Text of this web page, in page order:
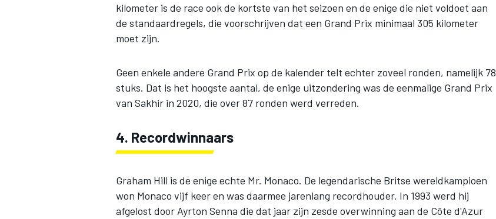
kilometer is de race ook de kortste van het seizoen en de enige die niet voldoet aan
de standaardregels, die voorschrijven dat een Grand Prix minimaal 305 kilometer
moet zijn.
Geen enkele andere Grand Prix op de kalender telt echter zoveel ronden, namelijk 78
stuks. Dat is het hoogste aantal, de enige uitzondering was de eenmalige Grand Prix
van Sakhir in 2020, die over 87 ronden werd verreden.
4. Recordwinnaars
Graham Hill is de enige echte Mr. Monaco. De legendarische Britse wereldkampioen
won Monaco vijf keer en was daarmee jarenlang recordhouder. In 1993 werd hij
afgelost door Ayrton Senna die dat jaar zijn zesde overwinning aan de Côte d'Azur